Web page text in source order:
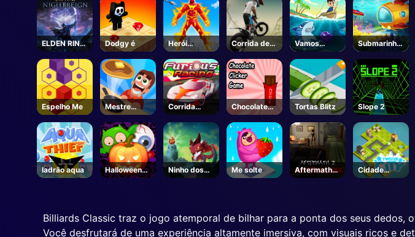
ELDEN RING
NIGHTREIGN
-Steam
Dodgy é
Herói
Transformar
Correr
Corrida de
bicicletas IO
Vamos
pescar
Submarinho
Dash
Espelho Me
Mestre
Panqueca
Corrida
Furiosa
Chocolate
Clicker
Tortas Blitz Slope 2
ladrão aqua
Halloween
maluco
Ninho dos
Dragões
Me solte
Aftermath
Z: Red Pine
Cidade
Twisted
Billiards Classic traz o jogo atemporal de bilhar para a ponta dos seus
Você desfrutará de uma experiência altamente imersiva, com visuais ricos e